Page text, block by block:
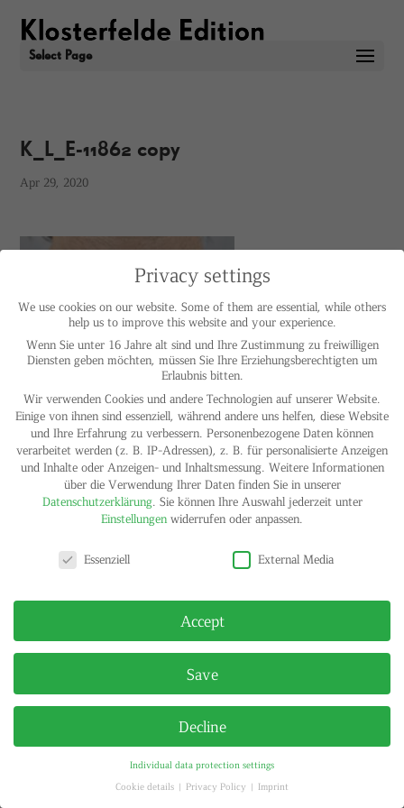
Select Page
K_L_E-11862 copy
Apr 29, 2020
IMPRINT
PRIVACY POLICY
© HELGA MARIA KLOSTERFELDE | ALL RIGHTS RESERVED
Privacy settings
We use cookies on our website. Some of them are essential, while others
help us to improve this website and your experience.
Wenn Sie unter 16 Jahre alt sind und Ihre Zustimmung zu freiwilligen
Diensten geben möchten, müssen Sie Ihre Erziehungsberechtigten um
Erlaubnis bitten.
Wir verwenden Cookies und andere Technologien auf unserer Website.
Einige von ihnen sind essenziell, während andere uns helfen, diese Website
und Ihre Erfahrung zu verbessern. Personenbezogene Daten können
verarbeitet werden (z. B. IP-Adressen), z. B. für personalisierte Anzeigen
und Inhalte oder Anzeigen- und Inhaltsmessung. Weitere Informationen
über die Verwendung Ihrer Daten finden Sie in unserer
Datenschutzerklärung. Sie können Ihre Auswahl jederzeit unter
Einstellungen widerrufen oder anpassen.
Essenziell
External Media
Accept
Save
Decline
Individual data protection settings
Cookie details
Privacy Policy Imprint